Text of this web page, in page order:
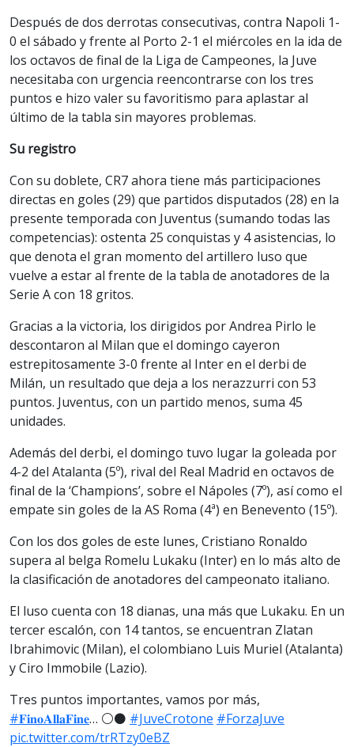
Después de dos derrotas consecutivas, contra Napoli 1-
0 el sábado y frente al Porto 2-1 el miércoles en la ida de
los octavos de final de la Liga de Campeones, la Juve
necesitaba con urgencia reencontrarse con los tres
puntos e hizo valer su favoritismo para aplastar al
último de la tabla sin mayores problemas.
Su registro
Con su doblete, CR7 ahora tiene más participaciones
directas en goles (29) que partidos disputados (28) en la
presente temporada con Juventus (sumando todas las
competencias): ostenta 25 conquistas y 4 asistencias, lo
que denota el gran momento del artillero luso que
vuelve a estar al frente de la tabla de anotadores de la
Serie A con 18 gritos.
Gracias a la victoria, los dirigidos por Andrea Pirlo le
descontaron al Milan que el domingo cayeron
estrepitosamente 3-0 frente al Inter en el derbi de
Milán, un resultado que deja a los nerazzurri con 53
puntos. Juventus, con un partido menos, suma 45
unidades.
Además del derbi, el domingo tuvo lugar la goleada por
4-2 del Atalanta (5º), rival del Real Madrid en octavos de
final de la ‘Champions’, sobre el Nápoles (7º), así como el
empate sin goles de la AS Roma (4ª) en Benevento (15º).
Con los dos goles de este lunes, Cristiano Ronaldo
supera al belga Romelu Lukaku (Inter) en lo más alto de
la clasificación de anotadores del campeonato italiano.
El luso cuenta con 18 dianas, una más que Lukaku. En un
tercer escalón, con 14 tantos, se encuentran Zlatan
Ibrahimovic (Milan), el colombiano Luis Muriel (Atalanta)
y Ciro Immobile (Lazio).
Tres puntos importantes, vamos por más,
#𝐅𝐢𝐧𝐨𝐀𝐥𝐥𝐚𝐅𝐢𝐧𝐞… ⚪️⚫️ #JuveCrotone #ForzaJuve
pic.twitter.com/trRTzy0eBZ